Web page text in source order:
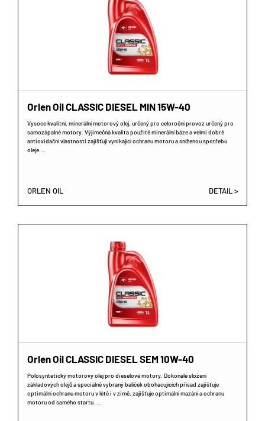
Orlen Oil CLASSIC DIESEL MIN 15W-40
Vysoce kvalitní, minerální motorový olej, určený pro celoroční provoz určený pro
samozápalné motory. Výjimečná kvalita použité minerální báze a velmi dobré
antioxidační vlastnosti zajišťují vynikající ochranu motoru a sníženou spotřebu
oleje.…
ORLEN OIL DETAIL >
Orlen Oil CLASSIC DIESEL SEM 10W-40
Polosyntetický motorový olej pro dieselové motory. Dokonalé složení
základových olejů a speciálně vybraný balíček obohacujících přísad zajišťuje
optimální ochranu motoru v létě i v zimě, zajišťuje optimální mazání a ochranu
motoru od samého startu. …